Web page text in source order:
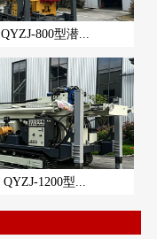
QYZJ-800型潜...
QYZJ-1200型...